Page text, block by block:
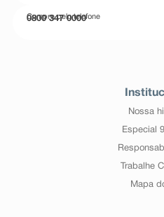
Compre pelo telefone
0800 347 0000
Nossa
Especial
Trabalhe
Mapa